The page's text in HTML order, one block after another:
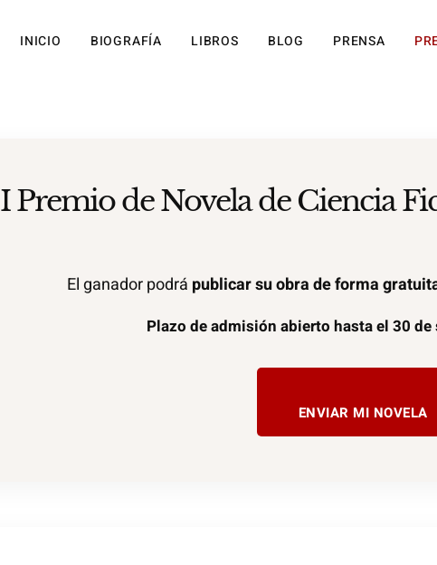
INICIO BIOGRAFÍA LIBROS BLOG PRENSA
I Premio de Novela de Ciencia
El ganador podrá publicar su obra de forma
Plazo de admisión abierto hasta el 30
ENVIAR MI NOVELA